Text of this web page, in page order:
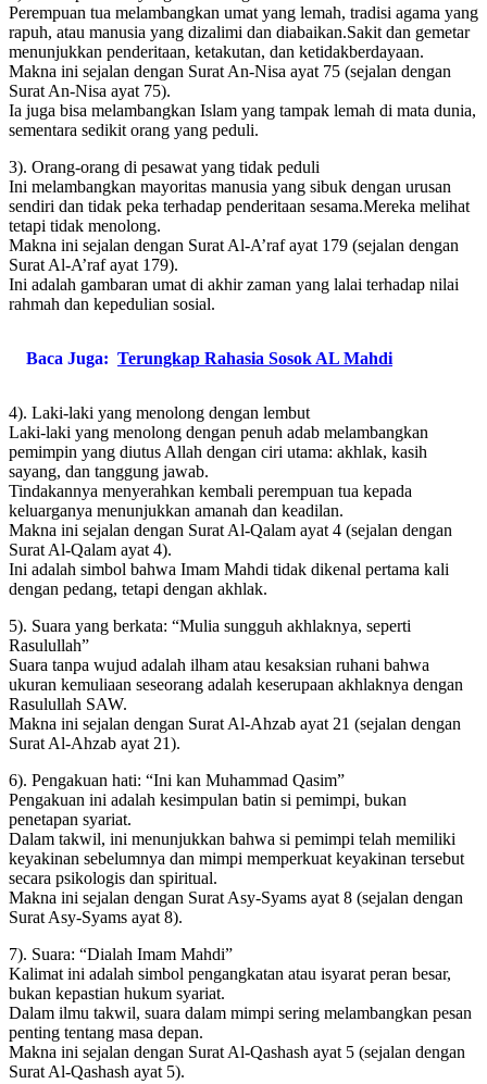
Perempuan tua melambangkan umat yang lemah, tradisi agama yang
rapuh, atau manusia yang dizalimi dan diabaikan.Sakit dan gemetar
menunjukkan penderitaan, ketakutan, dan ketidakberdayaan.
Makna ini sejalan dengan Surat An-Nisa ayat 75 (sejalan dengan
Surat An-Nisa ayat 75).
Ia juga bisa melambangkan Islam yang tampak lemah di mata dunia,
sementara sedikit orang yang peduli.
3). Orang-orang di pesawat yang tidak peduli
Ini melambangkan mayoritas manusia yang sibuk dengan urusan
sendiri dan tidak peka terhadap penderitaan sesama.Mereka melihat
tetapi tidak menolong.
Makna ini sejalan dengan Surat Al-A’raf ayat 179 (sejalan dengan
Surat Al-A’raf ayat 179).
Ini adalah gambaran umat di akhir zaman yang lalai terhadap nilai
rahmah dan kepedulian sosial.
Baca Juga: Terungkap Rahasia Sosok AL Mahdi
4). Laki-laki yang menolong dengan lembut
Laki-laki yang menolong dengan penuh adab melambangkan
pemimpin yang diutus Allah dengan ciri utama: akhlak, kasih
sayang, dan tanggung jawab.
Tindakannya menyerahkan kembali perempuan tua kepada
keluarganya menunjukkan amanah dan keadilan.
Makna ini sejalan dengan Surat Al-Qalam ayat 4 (sejalan dengan
Surat Al-Qalam ayat 4).
Ini adalah simbol bahwa Imam Mahdi tidak dikenal pertama kali
dengan pedang, tetapi dengan akhlak.
5). Suara yang berkata: “Mulia sungguh akhlaknya, seperti
Rasulullah”
Suara tanpa wujud adalah ilham atau kesaksian ruhani bahwa
ukuran kemuliaan seseorang adalah keserupaan akhlaknya dengan
Rasulullah SAW.
Makna ini sejalan dengan Surat Al-Ahzab ayat 21 (sejalan dengan
Surat Al-Ahzab ayat 21).
6). Pengakuan hati: “Ini kan Muhammad Qasim”
Pengakuan ini adalah kesimpulan batin si pemimpi, bukan
penetapan syariat.
Dalam takwil, ini menunjukkan bahwa si pemimpi telah memiliki
keyakinan sebelumnya dan mimpi memperkuat keyakinan tersebut
secara psikologis dan spiritual.
Makna ini sejalan dengan Surat Asy-Syams ayat 8 (sejalan dengan
Surat Asy-Syams ayat 8).
7). Suara: “Dialah Imam Mahdi”
Kalimat ini adalah simbol pengangkatan atau isyarat peran besar,
bukan kepastian hukum syariat.
Dalam ilmu takwil, suara dalam mimpi sering melambangkan pesan
penting tentang masa depan.
Makna ini sejalan dengan Surat Al-Qashash ayat 5 (sejalan dengan
Surat Al-Qashash ayat 5).